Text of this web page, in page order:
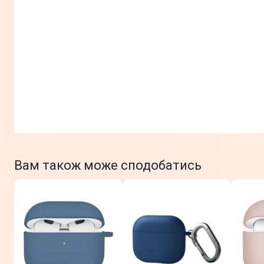
Вам також може сподобатись